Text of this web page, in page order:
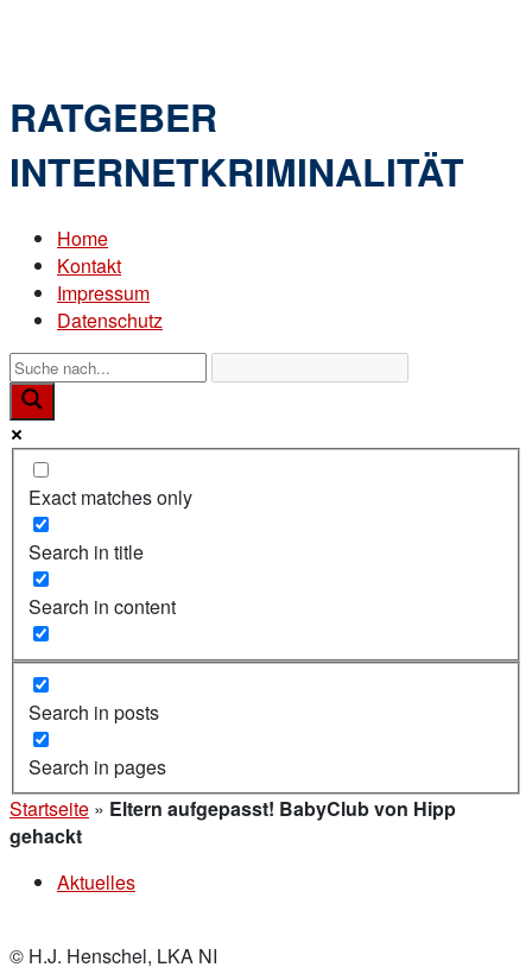
RATGEBER
INTERNETKRIMINALITÄT
Home
Kontakt
Impressum
Datenschutz
Exact matches only
Search in title
Search in content
Search in posts
Search in pages
Startseite » Eltern aufgepasst! BabyClub von Hipp
gehackt
Aktuelles
© H.J. Henschel, LKA NI